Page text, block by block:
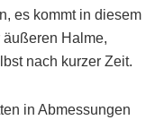
es kommt in diesem
Halme,
nach kurzer Zeit.
in Abmessungen